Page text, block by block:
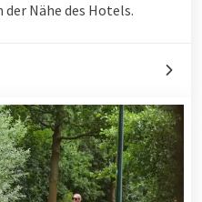
Nähe des Hotels.